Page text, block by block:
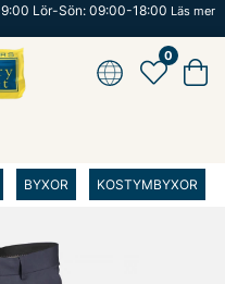
Lör-Sön: 09:00-18:00 Läs mer
0
BYXOR KOSTYMBYXOR